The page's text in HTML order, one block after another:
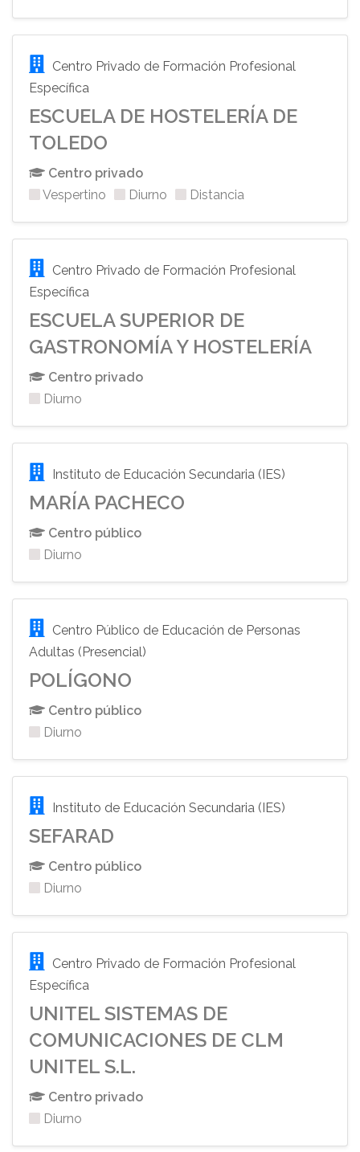
Centro Privado de Formación Profesional
Específica
ESCUELA DE HOSTELERÍA DE
TOLEDO
Centro privado
Vespertino
Diurno Distancia
Centro Privado de Formación Profesional
Específica
ESCUELA SUPERIOR DE
GASTRONOMÍA Y HOSTELERÍA
Centro privado
Diurno
Instituto de Educación Secundaria (IES)
MARÍA PACHECO
Centro público
Diurno
Centro Público de Educación de Personas
Adultas (Presencial)
POLÍGONO
Centro público
Diurno
Instituto de Educación Secundaria (IES)
SEFARAD
Centro público
Diurno
Centro Privado de Formación Profesional
Específica
UNITEL SISTEMAS DE
COMUNICACIONES DE CLM
UNITEL S.L.
Centro privado
Diurno